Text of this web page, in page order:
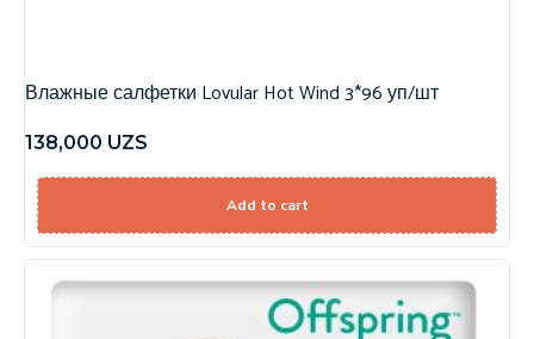
Влажные салфетки Lovular Hot Wind 3*96 уп/шт
138,000 UZS
Add to cart